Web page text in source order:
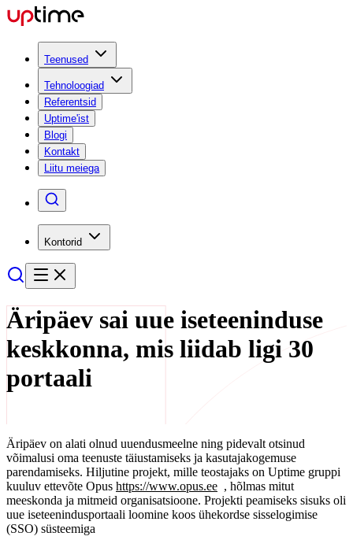
Teenused
Tehnoloogiad
Referentsid
Uptime'ist
Blogi
Kontakt
Liitu meiega
Kontorid
Äripäev sai uue iseteeninduse
keskkonna, mis liidab ligi 30
portaali
Äripäev on alati olnud uuendusmeelne ning pidevalt otsinud
võimalusi oma teenuste täiustamiseks ja kasutajakogemuse
parendamiseks. Hiljutine projekt, mille teostajaks on Uptime gruppi
kuuluv ettevõte Opus https://www.opus.ee , hõlmas mitut
meeskonda ja mitmeid organisatsioone. Projekti peamiseks sisuks oli
uue iseteenindusportaali loomine koos ühekordse sisselogimise
(SSO) süsteemiga